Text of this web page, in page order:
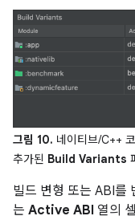
그림 10. 네이티브/C++
추가된 Build Variants
빌드 변형 또는 ABI를
는 Active ABI 열의